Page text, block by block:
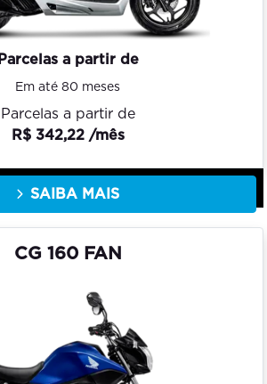
Parcelas a partir de
Em até 80 meses
Parcelas a partir de
R$ 342,22 /mês
SAIBA MAIS
CG 160 FAN